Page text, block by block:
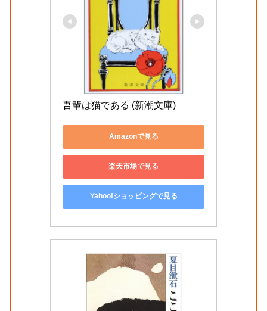
吾輩は猫である (新潮文庫)
Amazonで見る
楽天市場で見る
Yahoo!ショッピングで見る